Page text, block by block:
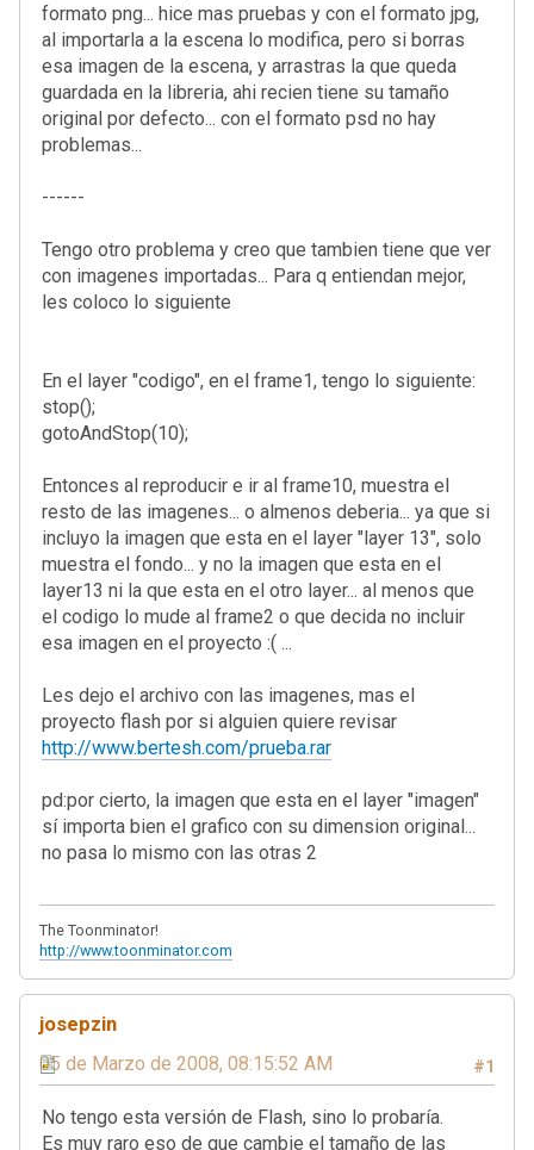
formato png... hice mas pruebas y con el formato jpg,
al importarla a la escena lo modifica, pero si borras
esa imagen de la escena, y arrastras la que queda
guardada en la libreria, ahi recien tiene su tamaño
original por defecto... con el formato psd no hay
problemas...
------
Tengo otro problema y creo que tambien tiene que ver
con imagenes importadas... Para q entiendan mejor,
les coloco lo siguiente
En el layer "codigo", en el frame1, tengo lo siguiente:
stop();
gotoAndStop(10);
Entonces al reproducir e ir al frame10, muestra el
resto de las imagenes... o almenos deberia... ya que si
incluyo la imagen que esta en el layer "layer 13", solo
muestra el fondo... y no la imagen que esta en el
layer13 ni la que esta en el otro layer... al menos que
el codigo lo mude al frame2 o que decida no incluir
esa imagen en el proyecto :( ...
Les dejo el archivo con las imagenes, mas el
proyecto flash por si alguien quiere revisar
http://www.bertesh.com/prueba.rar
pd:por cierto, la imagen que esta en el layer "imagen"
sí importa bien el grafico con su dimension original...
no pasa lo mismo con las otras 2
The Toonminator!
http://www.toonminator.com
josepzin
#1
05 de Marzo de 2008, 08:15:52 AM
No tengo esta versión de Flash, sino lo probaría.
Es muy raro eso de que cambie el tamaño de las